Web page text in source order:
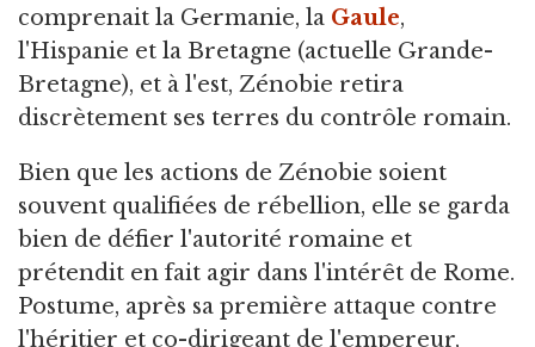
comprenait la Germanie, la Gaule,
l'Hispanie et la Bretagne (actuelle Grande-
Bretagne), et à l'est, Zénobie retira
discrètement ses terres du contrôle romain.
Bien que les actions de Zénobie soient
souvent qualifiées de rébellion, elle se garda
bien de défier l'autorité romaine et
prétendit en fait agir dans l'intérêt de Rome.
Postume, après sa première attaque contre
l'héritier et co-dirigeant de l'empereur,